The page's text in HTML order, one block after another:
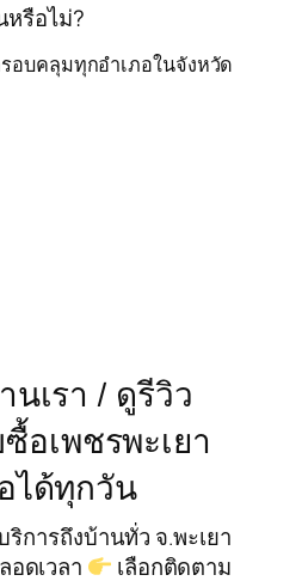
รือไม่?
อบคลุมทุกอำเภอในจังหวัด
เรา / ดูรีวิว
อเพชรพะเยา
ได้ทุกวัน
ริการถึงบ้านทั่ว จ.พะเยา
ดเวลา
เลือกติดตาม